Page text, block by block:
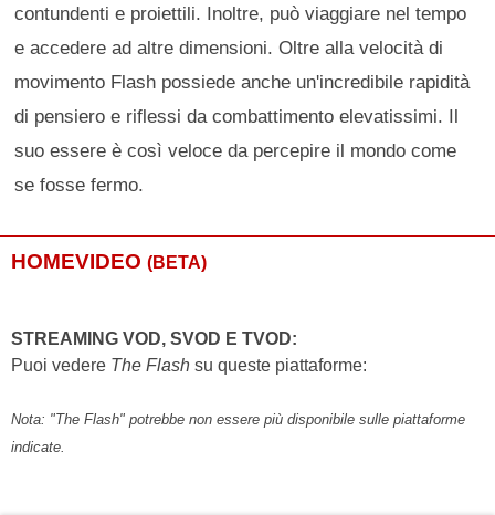
contundenti e proiettili. Inoltre, può viaggiare nel tempo
e accedere ad altre dimensioni. Oltre alla velocità di
movimento Flash possiede anche un'incredibile rapidità
di pensiero e riflessi da combattimento elevatissimi. Il
suo essere è così veloce da percepire il mondo come
se fosse fermo.
HOMEVIDEO (BETA)
STREAMING VOD, SVOD E TVOD:
Puoi vedere The Flash su queste piattaforme:
Nota: "The Flash" potrebbe non essere più disponibile sulle piattaforme
indicate.